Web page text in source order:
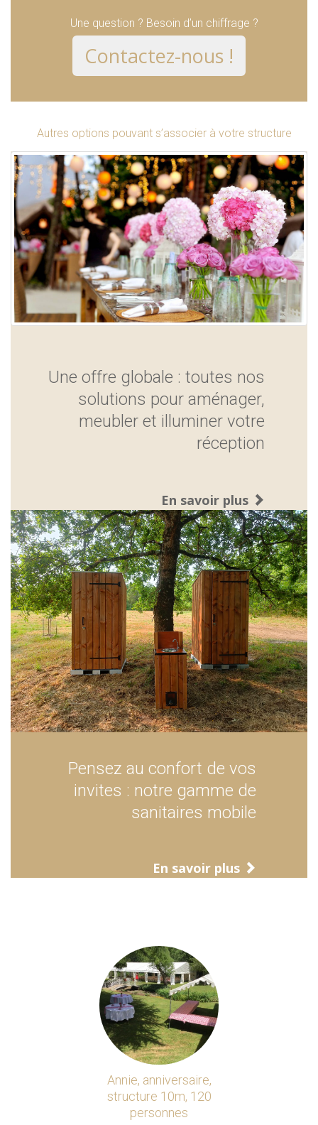
Une question ? Besoin d’un chiffrage ?
Contactez-nous !
Autres options pouvant s’associer à votre structure
Une offre globale : toutes nos
solutions pour aménager,
meubler et illuminer votre
réception
En savoir plus
Pensez au confort de vos
invites : notre gamme de
sanitaires mobile
En savoir plus
Annie, anniversaire,
structure 10m, 120
personnes